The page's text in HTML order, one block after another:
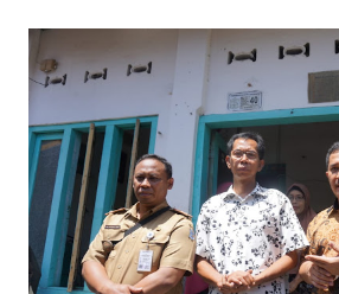
yang sebenarnya ada dana pinjaman
Ketika saya menjalankan Reses di
Tulungagung , banyak masyarakat
dana pinjaman lunak di Bank UMKM
UMKM, karena sebenarnya jika
memberikan sosialisasi sampai ke
yakin masyarakat sangat senang
akrab dipanggil Gus Udin tersebut.